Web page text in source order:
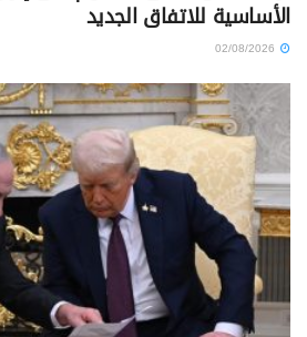
الأساسية للاتفاق الجديد